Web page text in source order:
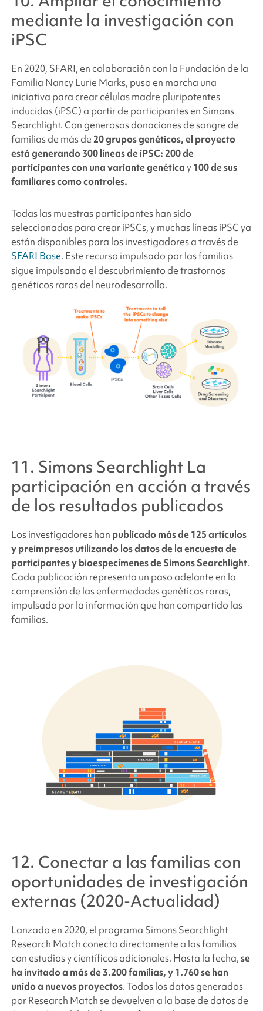
mediante la investigación con
iPSC
En 2020, SFARI, en colaboración con la Fundación de la
Familia Nancy Lurie Marks, puso en marcha una
iniciativa para crear células madre pluripotentes
inducidas (iPSC) a partir de participantes en Simons
Searchlight. Con generosas donaciones de sangre de
familias de más de20 grupos genéticos, el proyecto
está generando 300 líneas de iPSC: 200 de
participantescon una variante genéticay100 de sus
familiares como controles.
Todas las muestras participantes han sido
seleccionadas para crear iPSCs, y muchas líneas iPSC ya
están disponibles para los investigadores a través de
SFARI Base. Este recurso impulsado por las familias
sigue impulsando el descubrimiento de trastornos
genéticos raros del neurodesarrollo.
11. Simons SearchlightLa
participación en acción a través
de los resultados publicados
Los investigadores han publicado más de 125 artículos
y preimpresos utilizando los datos de la encuesta de
participantes y bioespecímenesde Simons Searchlight.
Cada publicación representa un paso adelante en la
comprensión de las enfermedades genéticas raras,
impulsado por la información que han compartido las
familias.
12. Conectar a las familias con
oportunidades de investigación
externas (2020-Actualidad)
Lanzado en 2020, el programa Simons Searchlight
Research Match conecta directamente a las familias
con estudios y científicos adicionales. Hasta la fecha,se
ha invitado a más de 3.200 familias, y 1.760 se han
unido a nuevos proyectos. Todos los datos generados
por Research Match se devuelven a la base de datos de